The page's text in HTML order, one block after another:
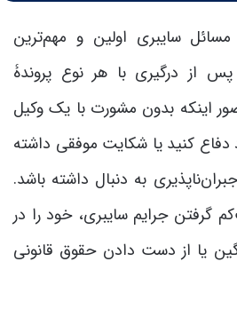
سایبری اولین و مهم‌ترین
از درگیری با هر نوع پروندۀ
اینکه بدون مشورت با یک وکیل
کنید یا شکایت موفقی داشته
به دنبال داشته باشد.
گرفتن جرایم سایبری، خود را در
یا از دست دادن حقوق قانونی